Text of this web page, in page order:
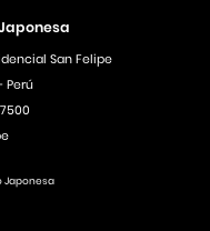
San Felipe
Perú
Japonesa